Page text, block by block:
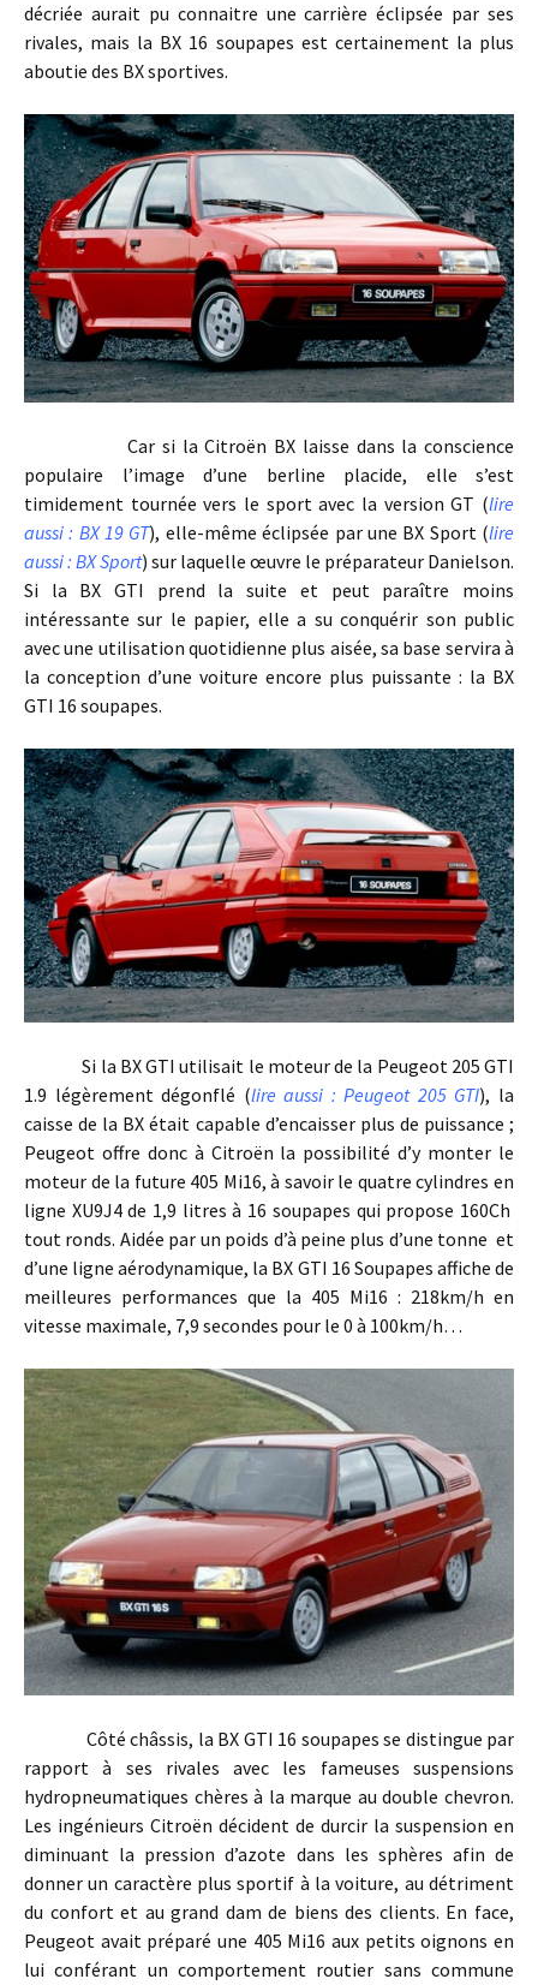
décriée aurait pu connaitre une carrière éclipsée par ses
rivales, mais la BX 16 soupapes est certainement la plus
aboutie des BX sportives.
Car si la Citroën BX laisse dans la conscience
populaire l’image d’une berline placide, elle s’est
timidement tournée vers le sport avec la version GT (lire
aussi : BX 19 GT), elle-même éclipsée par une BX Sport (lire
aussi : BX Sport) sur laquelle œuvre le préparateur Danielson.
Si la BX GTI prend la suite et peut paraître moins
intéressante sur le papier, elle a su conquérir son public
avec une utilisation quotidienne plus aisée, sa base servira à
la conception d’une voiture encore plus puissante : la BX
GTI 16 soupapes.
Si la BX GTI utilisait le moteur de la Peugeot 205 GTI
1.9 légèrement dégonflé (lire aussi : Peugeot 205 GTI), la
caisse de la BX était capable d’encaisser plus de puissance ;
Peugeot offre donc à Citroën la possibilité d’y monter le
moteur de la future 405 Mi16, à savoir le quatre cylindres en
ligne XU9J4 de 1,9 litres à 16 soupapes qui propose 160Ch
tout ronds. Aidée par un poids d’à peine plus d’une tonne et
d’une ligne aérodynamique, la BX GTI 16 Soupapes affiche de
meilleures performances que la 405 Mi16 : 218km/h en
vitesse maximale, 7,9 secondes pour le 0 à 100km/h…
Côté châssis, la BX GTI 16 soupapes se distingue par
rapport à ses rivales avec les fameuses suspensions
hydropneumatiques chères à la marque au double chevron.
Les ingénieurs Citroën décident de durcir la suspension en
diminuant la pression d’azote dans les sphères afin de
donner un caractère plus sportif à la voiture, au détriment
du confort et au grand dam de biens des clients. En face,
Peugeot avait préparé une 405 Mi16 aux petits oignons en
lui conférant un comportement routier sans commune